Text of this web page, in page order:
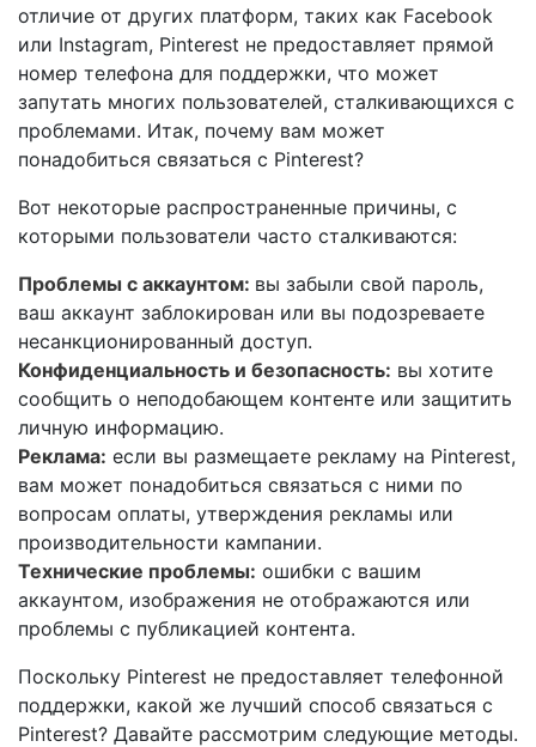
отличие от других платформ, таких как Facebook
или Instagram, Pinterest не предоставляет прямой
номер телефона для поддержки, что может
запутать многих пользователей, сталкивающихся с
проблемами. Итак, почему вам может
понадобиться связаться с Pinterest?
Вот некоторые распространенные причины, с
которыми пользователи часто сталкиваются:
Проблемы с аккаунтом: вы забыли свой пароль,
ваш аккаунт заблокирован или вы подозреваете
несанкционированный доступ.
Конфиденциальность и безопасность: вы хотите
сообщить о неподобающем контенте или защитить
личную информацию.
Реклама: если вы размещаете рекламу на Pinterest,
вам может понадобиться связаться с ними по
вопросам оплаты, утверждения рекламы или
производительности кампании.
Технические проблемы: ошибки с вашим
аккаунтом, изображения не отображаются или
проблемы с публикацией контента.
Поскольку Pinterest не предоставляет телефонной
поддержки, какой же лучший способ связаться с
Pinterest? Давайте рассмотрим следующие методы.